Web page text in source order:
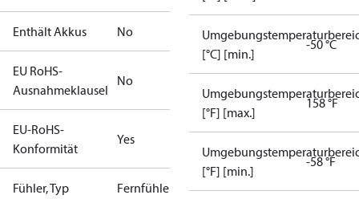
Enthält Akkus No
EU RoHS-
Ausnahmeklausel
No
EU-RoHS-
Konformität
Yes
Fühler, Typ Fernfühler
[°C] [min.]
-50 °C
[°F] [max.]
158 °F
[°F] [min.]
-58 °F